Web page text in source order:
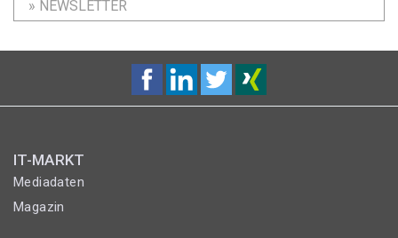
» NEWSLETTER
IT-MARKT
Mediadaten
Magazin